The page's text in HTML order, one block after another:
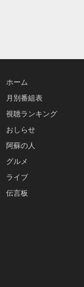
ホーム
月別番組表
視聴ランキング
おしらせ
阿蘇の人
グルメ
ライブ
伝言板